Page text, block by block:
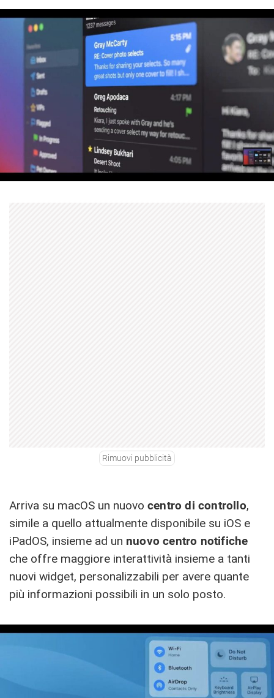
Rimuovi pubblicità
Arriva su macOS un nuovo centro di controllo,
simile a quello attualmente disponibile su iOS e
iPadOS, insieme ad un nuovo centro notifiche
che offre maggiore interattività insieme a tanti
nuovi widget, personalizzabili per avere quante
più informazioni possibili in un solo posto.